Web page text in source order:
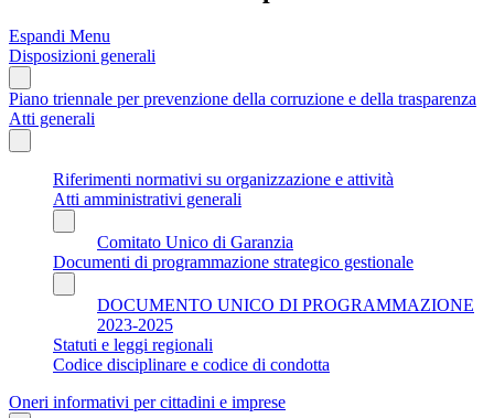
Espandi Menu
Disposizioni generali
Piano triennale per prevenzione della corruzione e della trasparenza
Atti generali
Riferimenti normativi su organizzazione e attività
Atti amministrativi generali
Comitato Unico di Garanzia
Documenti di programmazione strategico gestionale
DOCUMENTO UNICO DI PROGRAMMAZIONE
2023-2025
Statuti e leggi regionali
Codice disciplinare e codice di condotta
Oneri informativi per cittadini e imprese